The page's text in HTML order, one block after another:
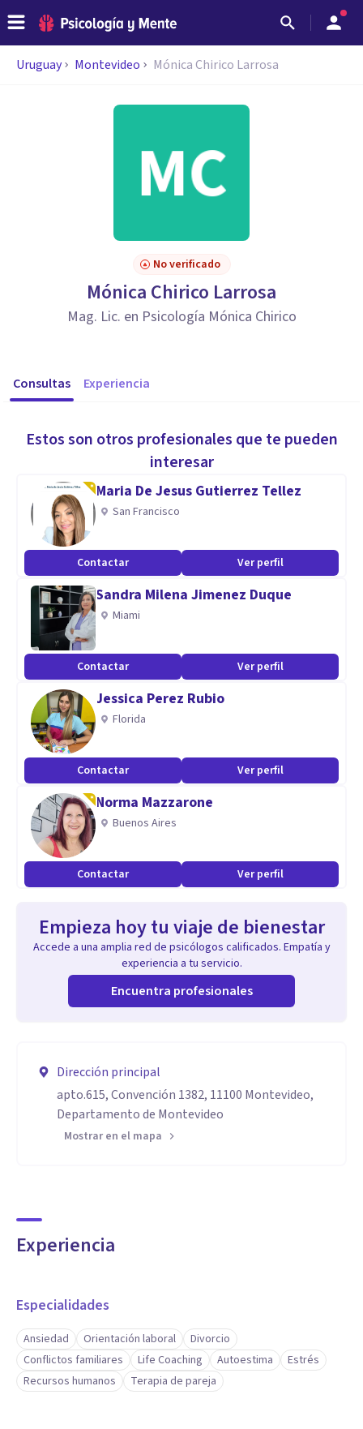
Uruguay Montevideo Mónica Chirico Larrosa
No verificado
Mónica Chirico Larrosa
Mag. Lic. en Psicología Mónica Chirico
Consultas Experiencia
Estos son otros profesionales que te pueden
interesar
Maria De Jesus Gutierrez Tellez
San Francisco
Contactar Ver perfil
Sandra Milena Jimenez Duque
Miami
Contactar Ver perfil
Jessica Perez Rubio
Florida
Contactar Ver perfil
Norma Mazzarone
Buenos Aires
Contactar Ver perfil
Empieza hoy tu viaje de bienestar
Accede a una amplia red de psicólogos calificados. Empatía y
experiencia a tu servicio.
Encuentra profesionales
Dirección principal
apto.615, Convención 1382, 11100 Montevideo,
Departamento de Montevideo
Mostrar en el mapa
Experiencia
Especialidades
Ansiedad Orientación laboral
Divorcio
Conflictos familiares
Life Coaching Autoestima
Estrés
Recursos humanos
Terapia de pareja